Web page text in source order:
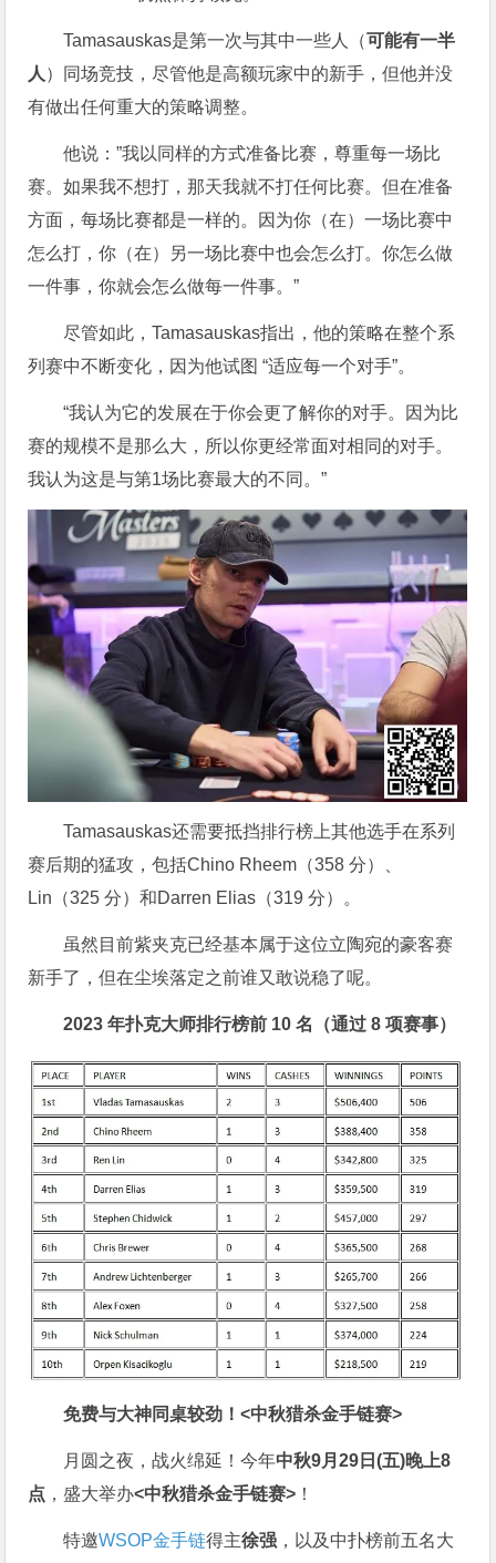
Tamasauskas是第一次与其中一些人（可能有一半
人 ）同场竞技，尽管他是高额玩家中的新手，但他并没
有做出任何重大的策略调整。
他说：”我以同样的方式准备比赛，尊重每一场比
赛。如果我不想打，那天我就不打任何比赛。但在准备
方面，每场比赛都是一样的。因为你（在）一场比赛中
怎么打，你（在）另一场比赛中也会怎么打。你怎么做
一件事，你就会怎么做每一件事。”
尽管如此，Tamasauskas指出，他的策略在整个系
列赛中不断变化，因为他试图 “适应每一个对手”。
“我认为它的发展在于你会更了解你的对手。因为比
赛的规模不是那么大，所以你更经常面对相同的对手。
我认为这是与第1场比赛最大的不同。”
Tamasauskas还需要抵挡排行榜上其他选手在系列
赛后期的猛攻，包括Chino Rheem（358 分）、
Lin（325 分）和Darren Elias（319 分）。
虽然目前紫夹克已经基本属于这位立陶宛的豪客赛
新手了，但在尘埃落定之前谁又敢说稳了呢。
2023 年扑克大师排行榜前 10 名（通过 8 项赛事）
免费与大神同桌较劲！<中秋猎杀金手链赛>
月圆之夜，战火绵延！今年中秋9月29日(五)晚上8
点 ，盛大举办<中秋猎杀金手链赛> ！
特邀WSOP金手链得主徐强 ，以及中扑榜前五名大